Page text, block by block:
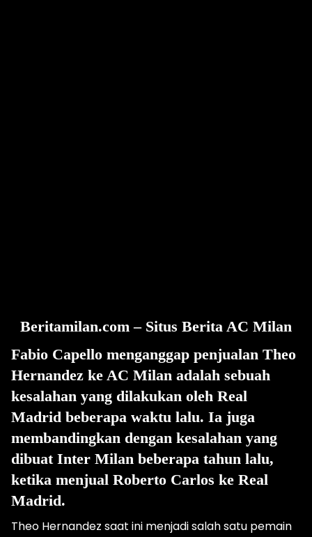
Beritamilan.com – Situs Berita AC Milan
Fabio Capello menganggap penjualan Theo
Hernandez ke AC Milan adalah sebuah
kesalahan yang dilakukan oleh Real
Madrid beberapa waktu lalu. Ia juga
membandingkan dengan kesalahan yang
dibuat Inter Milan beberapa tahun lalu,
ketika menjual Roberto Carlos ke Real
Madrid.
Theo Hernandez saat ini menjadi salah satu pemain